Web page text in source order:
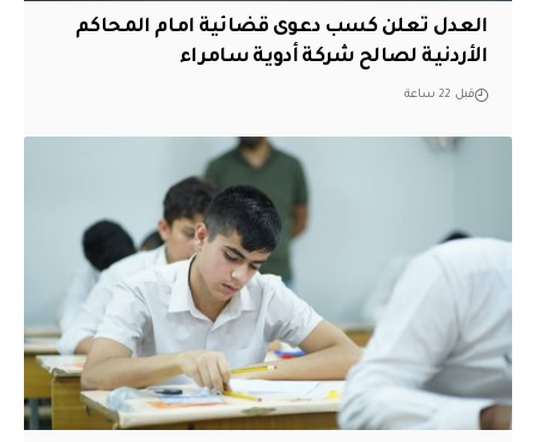
العدل تعلن كسب دعوى قضائية امام المحاكم
الأردنية لصالح شركة أدوية سامراء
قبل 22 ساعة